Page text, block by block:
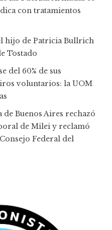
con tratamientos
hijo de Patricia Bullrich
Tostado
del 60% de sus
voluntarios: la UOM
Buenos Aires rechazó
de Milei y reclamó
Federal del